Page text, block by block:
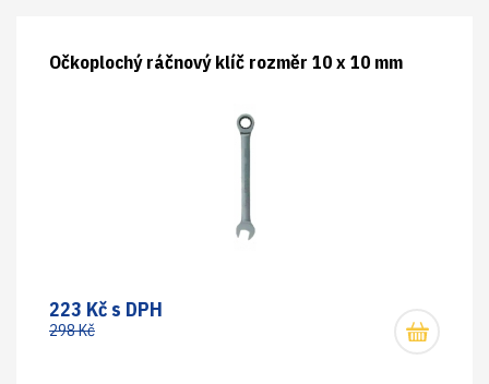
Očkoplochý ráčnový klíč rozměr 10 x 10 mm
223 Kč s DPH
298 Kč